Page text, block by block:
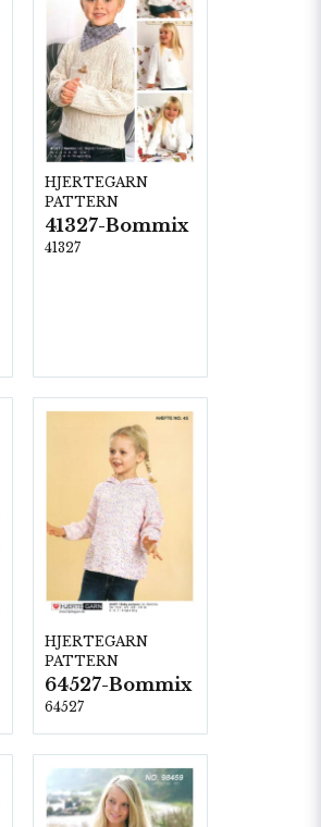
HJERTEGARN
PATTERN
41327-Bommix
41327
HJERTEGARN
PATTERN
64527-Bommix
64527